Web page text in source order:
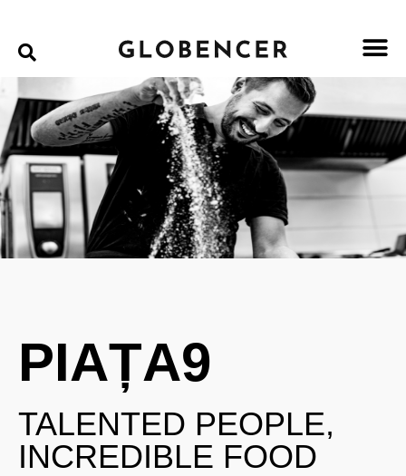
PIAȚA9
TALENTED PEOPLE,
INCREDIBLE FOOD